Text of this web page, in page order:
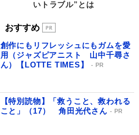
いトラブル”とは
おすすめ
創作にもリフレッシュにもガムを愛
用（ジャズピアニスト 山中千尋さ
ん）【LOTTE TIMES】
PR
【特別読物】「救うこと、救われる
こと」（17） 角田光代さん
PR